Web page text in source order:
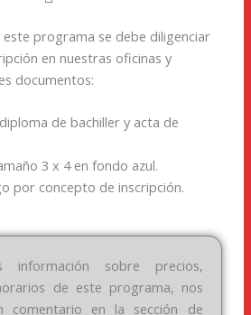
programa se debe diligenciar
en nuestras oficinas y
documentos:
de bachiller y acta de
3 x 4 en fondo azul.
por concepto de inscripción.
información sobre precios,
de este programa, nos
comentario en la sección de